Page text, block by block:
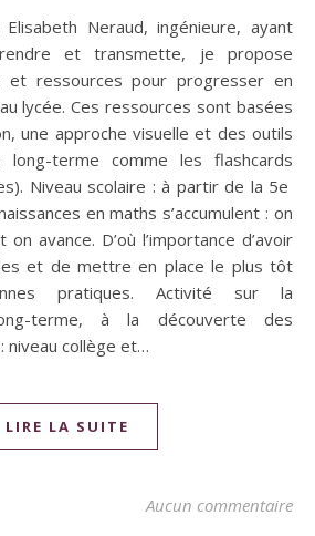
et transmette, je propose
et ressources pour progresser en
lycée. Ces ressources sont basées
une approche visuelle et des outils
terme comme les flashcards
Niveau scolaire : à partir de la 5e
en maths s’accumulent : on
avance. D’où l’importance d’avoir
et de mettre en place le plus tôt
pratiques. Activité sur la
terme, à la découverte des
niveau collège et…
LIRE LA SUITE
Aucun commentaire